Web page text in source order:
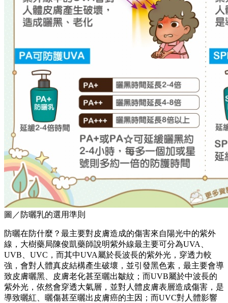
圖／防曬乳的選用準則
防曬在防什麼？最主要對皮膚造成的傷害來自陽光中的紫外
線，大樹藥局陳俊凱藥師說明紫外線最主要可分為UVA、
UVB、UVC，而其中UVA屬於長波長的紫外光，穿透力較
強，會對人體真皮結構產生破壞，並引發黑色素，最主要會導
致皮膚曬黑、皮膚老化甚至曬出皺紋；而UVB屬於中波長的
紫外光，依然會穿透大氣層，並對人體皮膚表層造成傷害，是
導致曬紅、曬傷甚至曬出皮膚癌的主因；而UVC對人體影響